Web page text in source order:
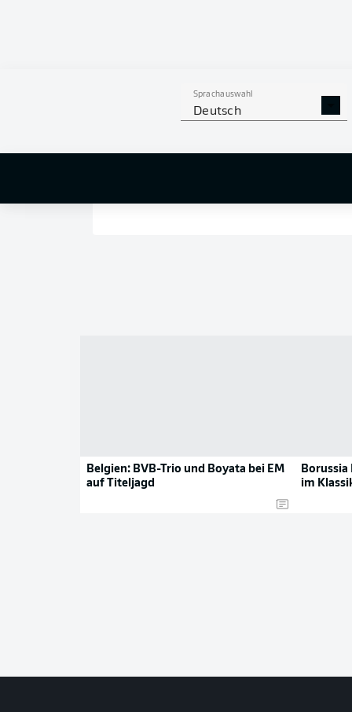
Sprachauswahl
Deutsch
Belgien: BVB-Trio und Boyata bei EM
auf Titeljagd
Borussia
im